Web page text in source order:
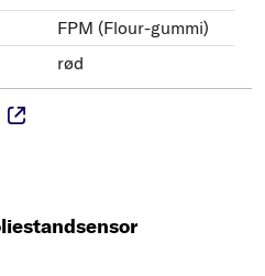
FPM (Flour-gummi)
rød